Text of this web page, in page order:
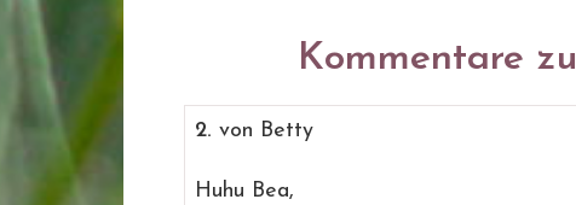
Kommentare
2. von Betty
Huhu Bea,